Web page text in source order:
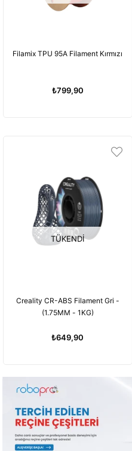
Beta TPU 95A Filament
₺1.049,90
TÜKENDI
Beta ASA HS Gri
₺799,90